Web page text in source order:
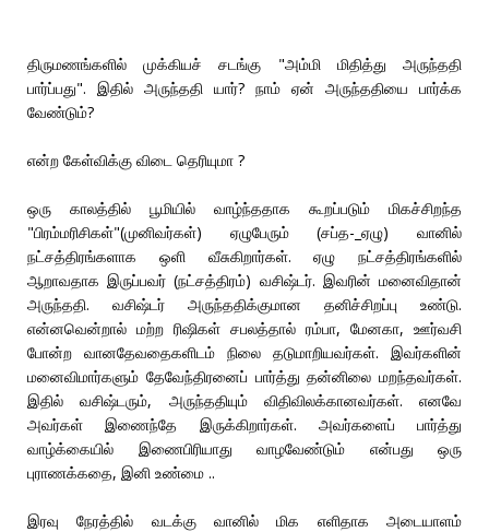
திருமணங்களில் முக்கியச் சடங்கு "அம்மி மிதித்து அருந்ததி
பார்ப்பது". இதில் அருந்ததி யார்? நாம் ஏன் அருந்ததியை பார்க்க
வேண்டும்?
என்ற கேள்விக்கு விடை தெரியுமா ?
ஒரு காலத்தில் பூமியில் வாழ்ந்ததாக கூறப்படும் மிகச்சிறந்த
"பிரம்மரிசிகள்"(முனிவர்கள்) ஏழுபேரும் (சப்த-_ஏழு) வானில்
நட்சத்திரங்களாக ஒளி வீசுகிறார்கள். ஏழு நட்சத்திரங்களில்
ஆறாவதாக இருப்பவர் (நட்சத்திரம்) வசிஷ்டர். இவரின் மனைவிதான்
அருந்ததி. வசிஷ்டர் அருந்ததிக்குமான தனிச்சிறப்பு உண்டு.
என்னவென்றால் மற்ற ரிஷிகள் சபலத்தால் ரம்பா, மேனகா, ஊர்வசி
போன்ற வானதேவதைகளிடம் நிலை தடுமாறியவர்கள். இவர்களின்
மனைவிமார்களும் தேவேந்திரனைப் பார்த்து தன்னிலை மறந்தவர்கள்.
இதில் வசிஷ்டரும், அருந்ததியும் விதிவிலக்கானவர்கள். எனவே
அவர்கள் இணைந்தே இருக்கிறார்கள். அவர்களைப் பார்த்து
வாழ்க்கையில் இணைபிரியாது வாழவேண்டும் என்பது ஒரு
புராணக்கதை, இனி உண்மை ..
இரவு நேரத்தில் வடக்கு வானில் மிக எளிதாக அடையாளம்